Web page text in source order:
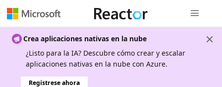
Crea aplicaciones nativas en la nube
¿Listo para la IA? Descubre cómo crear y escalar
aplicaciones nativas en la nube con Azure.
Regístrese ahora